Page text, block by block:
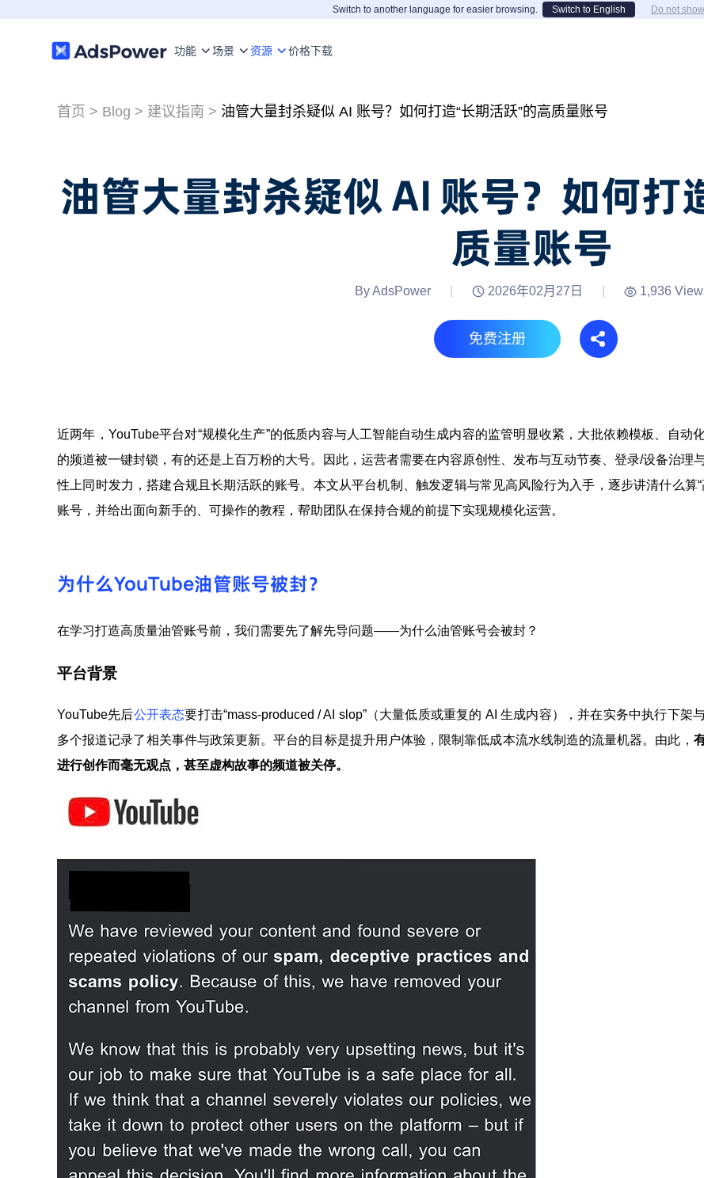
Switch to another language for easier browsing. Switch to English Do not
功能 场景 资源 价格下载
首页 > Blog > 建议指南 > 油管大量封杀疑似 AI 账号？如何打造“长期活跃”的高质量账号
油管大量封杀疑似 AI 账号？如何打
质量账号
By AdsPower 2026年02月27日 1,936
免费注册
近两年，YouTube平台对“规模化生产”的低质内容与人工智能自动生成内容的监管明显收紧，大批依赖模板、自动
的频道被一键封锁，有的还是上百万粉的大号。因此，运营者需要在内容原创性、发布与互动节奏、登录/设备治理
性上同时发力，搭建合规且长期活跃的账号。本文从平台机制、触发逻辑与常见高风险行为入手，逐步讲清什么算“
账号，并给出面向新手的、可操作的教程，帮助团队在保持合规的前提下实现规模化运营。
为什么YouTube油管账号被封？
在学习打造高质量油管账号前，我们需要先了解先导问题——为什么油管账号会被封？
平台背景
YouTube先后公开表态要打击“mass-produced / AI slop”（大量低质或重复的 AI 生成内容），并在实务中执行下架
多个报道记录了相关事件与政策更新。平台的目标是提升用户体验，限制靠低成本流水线制造的流量机器。由此，
进行创作而毫无观点，甚至虚构故事的频道被关停。